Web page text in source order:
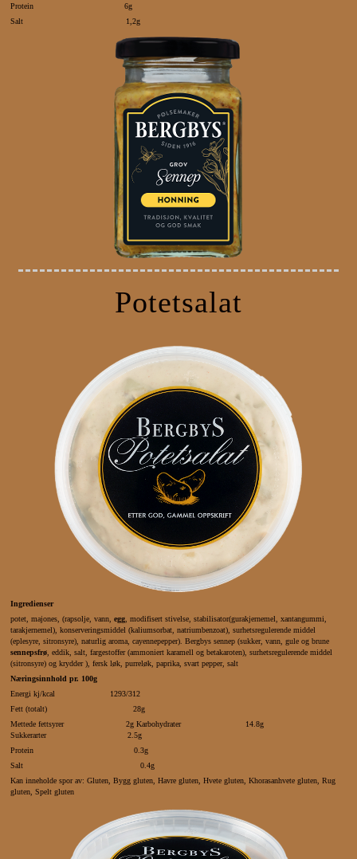
Protein 6g
Salt 1,2g
Potetsalat
Ingredienser
potet, majones, (rapsolje, vann, egg, modifisert stivelse, stabilisator(gurakjernemel, xantangummi,
tarakjernemel), konserveringsmiddel (kaliumsorbat, natriumbenzoat), surhetsregulerende middel
(eplesyre, sitronsyre), naturlig aroma, cayennepepper). Bergbys sennep (sukker, vann, gule og brune
sennepsfrø, eddik, salt, fargestoffer (ammoniert karamell og betakaroten), surhetsregulerende middel
(sitronsyre) og krydder ), fersk løk, purreløk, paprika, svart pepper, salt
Næringsinnhold pr. 100g
Energi kj/kcal 1293/312
Fett (totalt) 28g
Mettede fettsyrer 2g Karbohydrater 14.8g
Sukkerarter 2.5g
Protein 0.3g
Salt 0.4g
Kan inneholde spor av: Gluten, Bygg gluten, Havre gluten, Hvete gluten, Khorasanhvete gluten, Rug
gluten, Spelt gluten